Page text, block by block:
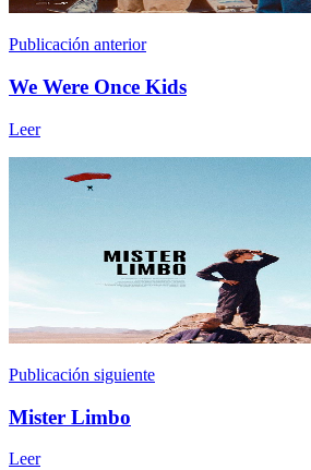
Publicación anterior
We Were Once Kids
Leer
Publicación siguiente
Mister Limbo
Leer